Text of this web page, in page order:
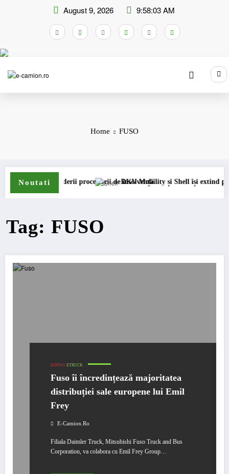
August 9, 2026 9:58:03 AM
Home FUSO
Noutati
procedurii de insolvențăDKV Mobility și Shell își extind parteneriatul
Tag: FUSO
ENEWS ETRUCK
Fuso îi încredințează majoritatea
distribuției sale europene lui Emil
Frey
E-Camion.ro
Filiala Daimler Truck, Mitsubishi Fuso Truck and Bus
Corporation, va colabora cu Emil Frey Group…